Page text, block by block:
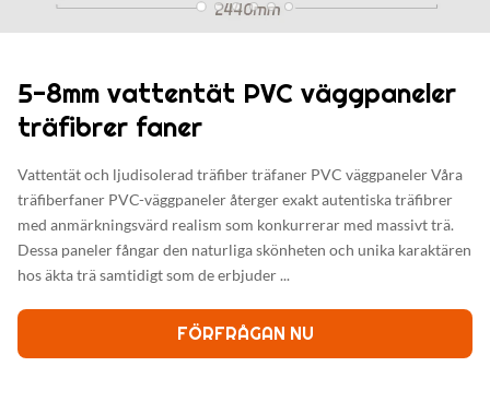
5-8mm vattentät PVC väggpaneler
träfibrer faner
Vattentät och ljudisolerad träfiber träfaner PVC väggpaneler Våra
träfiberfaner PVC-väggpaneler återger exakt autentiska träfibrer
med anmärkningsvärd realism som konkurrerar med massivt trä.
Dessa paneler fångar den naturliga skönheten och unika karaktären
hos äkta trä samtidigt som de erbjuder ...
FÖRFRÅGAN NU